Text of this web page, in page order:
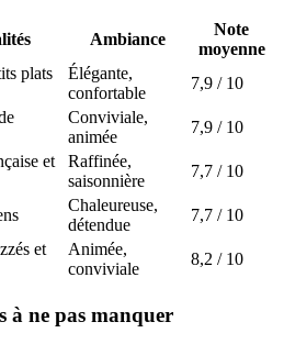
Ambiance
Note
moyenne
plats
Élégante,
confortable
7,9 / 10
Conviviale,
animée
7,9 / 10
et
Raffinée,
saisonnière
7,7 / 10
Chaleureuse,
détendue
7,7 / 10
et
Animée,
conviviale
8,2 / 10
à ne pas manquer